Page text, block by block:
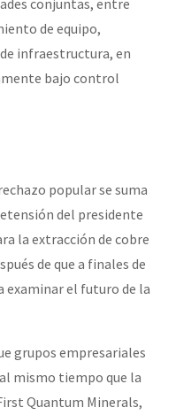
de equipo,
infraestructura, en
bajo control
popular se suma
del presidente
la extracción de cobre
de que a finales de
examinar el futuro de la
grupos empresariales
mismo tiempo que la
Quantum Minerals,